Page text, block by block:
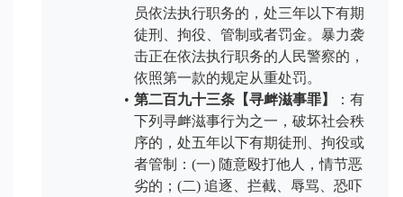
员依法执行职务的，处三年以下有期
徒刑、拘役、管制或者罚金。暴力袭
击正在依法执行职务的人民警察的，
依照第一款的规定从重处罚。
第二百九十三条【寻衅滋事罪】
：有
下列寻衅滋事行为之一，破坏社会秩
序的，处五年以下有期徒刑、拘役或
者管制：(一) 随意殴打他人，情节恶
劣的；(二) 追逐、拦截、辱骂、恐吓